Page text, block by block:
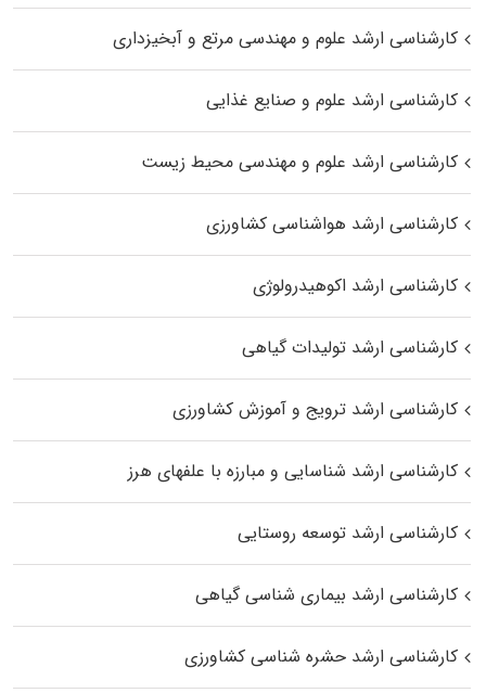
کارشناسی ارشد علوم و مهندسی مرتع و آبخیزداری
کارشناسی ارشد علوم و صنایع غذایی
کارشناسی ارشد علوم و مهندسی محیط زیست
کارشناسی ارشد هواشناسی کشاورزی
کارشناسی ارشد اکوهیدرولوژی
کارشناسی ارشد تولیدات گیاهی
کارشناسی ارشد ترویج و آموزش کشاورزی
کارشناسی ارشد شناسایی و مبارزه با علفهای هرز
کارشناسی ارشد توسعه روستایی
کارشناسی ارشد بیماری‌ شناسی گیاهی
کارشناسی ارشد حشره‌ شناسی کشاورزی